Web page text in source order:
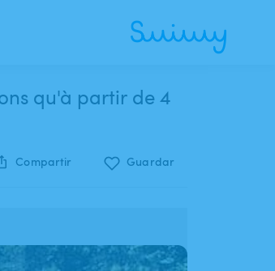
qu'à partir de 4
Compartir Guardar